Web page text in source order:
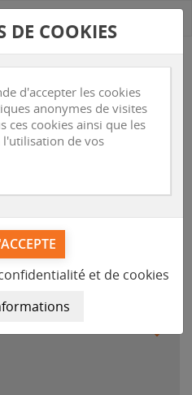
 Connexion
(0)

DE COOKIES
d'accepter les cookies
anonymes de visites
ces cookies ainsi que les
l'utilisation de vos
et de cookies